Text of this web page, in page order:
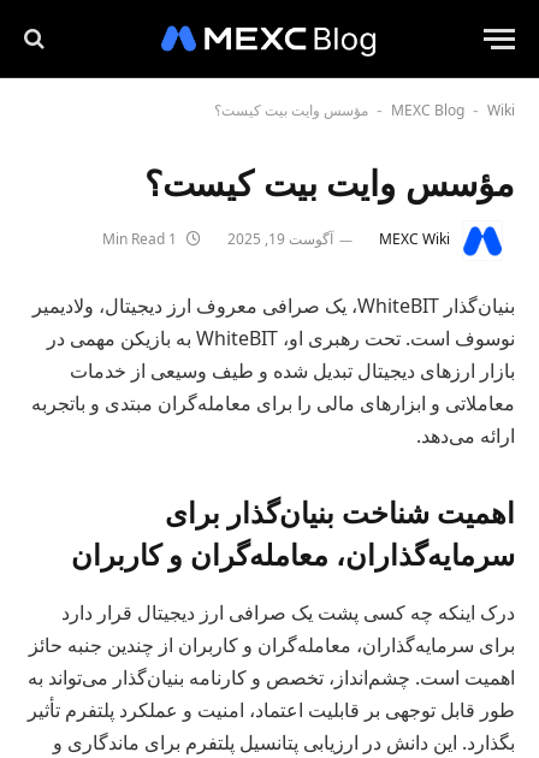
MEXC Blog - Wiki
- مؤسس وایت بیت کیست؟
مؤسس وایت بیت کیست؟
MEXC Wiki آگوست 19, 2025
بنیان‌گذار WhiteBIT، یک صرافی معروف ارز دیجیتال، ولادیمیر
نوسوف است. تحت رهبری او، WhiteBIT به بازیکن مهمی در
بازار ارزهای دیجیتال تبدیل شده و طیف وسیعی از خدمات
معاملاتی و ابزارهای مالی را برای معامله‌گران مبتدی و باتجربه
ارائه می‌دهد.
اهمیت شناخت بنیان‌گذار برای
سرمایه‌گذاران، معامله‌گران و کاربران
درک اینکه چه کسی پشت یک صرافی ارز دیجیتال قرار دارد
برای سرمایه‌گذاران، معامله‌گران و کاربران از چندین جنبه حائز
اهمیت است. چشم‌انداز، تخصص و کارنامه بنیان‌گذار می‌تواند به
طور قابل توجهی بر قابلیت اعتماد، امنیت و عملکرد پلتفرم تأثیر
بگذارد. این دانش در ارزیابی پتانسیل پلتفرم برای ماندگاری و